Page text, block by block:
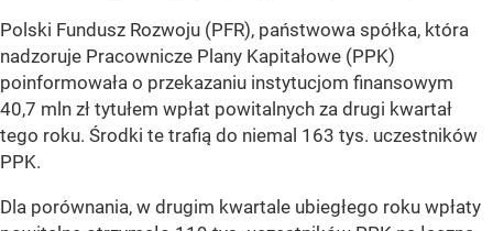
Polski Fundusz Rozwoju (PFR), państwowa spółka, która
nadzoruje Pracownicze Plany Kapitałowe (PPK)
poinformowała o przekazaniu instytucjom finansowym
40,7 mln zł tytułem wpłat powitalnych za drugi kwartał
tego roku. Środki te trafią do niemal 163 tys. uczestników
PPK.
Dla porównania, w drugim kwartale ubiegłego roku wpłaty